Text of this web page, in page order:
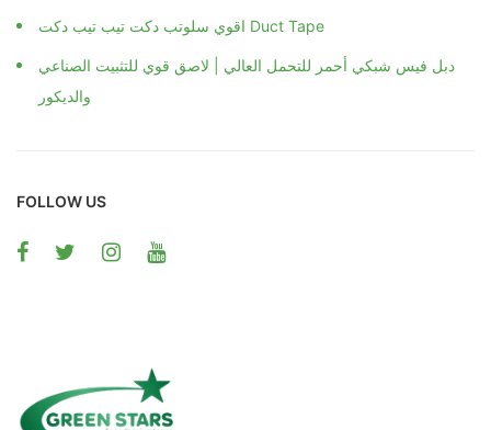
اقوي سلوتب دكت تيب تيب دكت Duct Tape
دبل فيس شبكي أحمر للتحمل العالي | لاصق قوي للتثبيت الصناعي
والديكور
FOLLOW US